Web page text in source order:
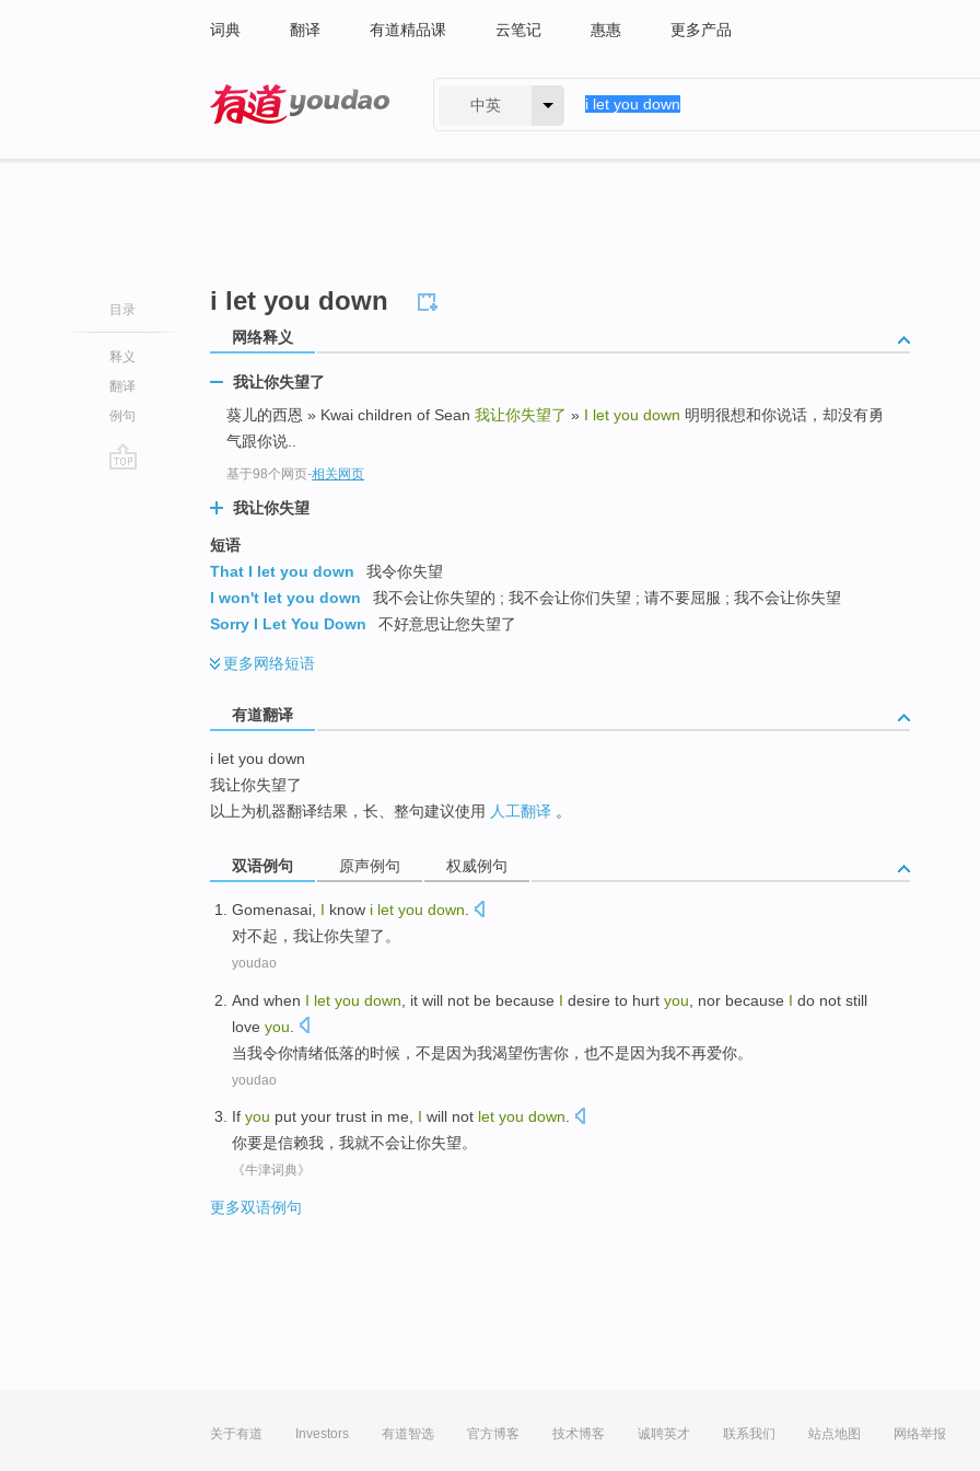
词典 翻译 有道精品课 云笔记 惠惠 更多产品
中英
目录
释义
翻译
例句
i let you down
网络释义
我让你失望了
葵儿的西恩 » Kwai children of Sean 我让你失望了 » I let you down 明明很想和你说话，却没有勇
气跟你说..
基于98个网页-相关网页
我让你失望
短语
That I let you down
我令你失望
I won't let you down
我不会让你失望的 ; 我不会让你们失望 ; 请不要屈服 ; 我不会让你失望
Sorry I Let You Down
不好意思让您失望了
更多网络短语
有道翻译
i let you down
我让你失望了
以上为机器翻译结果，长、整句建议使用 人工翻译 。
双语例句 原声例句 权威例句
Gomenasai I know i let you down
对不起 ， 我让你失望了 。
youdao
And when I let you down , it will not be because I desire to hurt you nor because I do not still
love you
当我令你情绪低落的时候， 不是因为我渴望伤害你， 也不是因为我不再爱你。
youdao
If you put your trust in me, I will not let you down.
你要是信赖我 ， 我就不会让你失望。
《牛津词典》
更多双语例句
关于有道 Investors 有道智选 官方博客 技术博客 诚聘英才 联系我们 站点地图 网络举报